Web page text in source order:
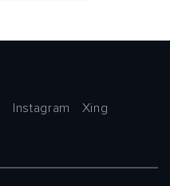
Instagram
Xing